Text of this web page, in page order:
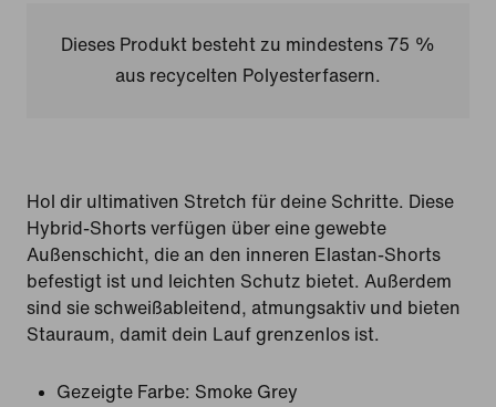
Dieses Produkt besteht zu mindestens 75 %
aus recycelten Polyesterfasern.
Hol dir ultimativen Stretch für deine Schritte. Diese
Hybrid-Shorts verfügen über eine gewebte
Außenschicht, die an den inneren Elastan-Shorts
befestigt ist und leichten Schutz bietet. Außerdem
sind sie schweißableitend, atmungsaktiv und bieten
Stauraum, damit dein Lauf grenzenlos ist.
Gezeigte Farbe: Smoke Grey